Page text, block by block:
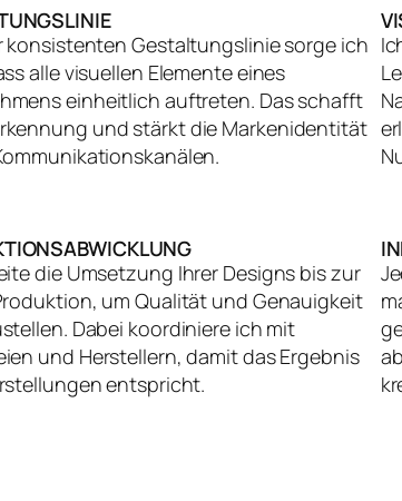
konsistenten Gestaltungslinie sorge ich
alle visuellen Elemente eines
einheitlich auftreten. Das schafft
und stärkt die Markenidentität
die Umsetzung Ihrer Designs bis zur
um Qualität und Genauigkeit
Dabei koordiniere ich mit
und Herstellern, damit das Ergebnis
entspricht.